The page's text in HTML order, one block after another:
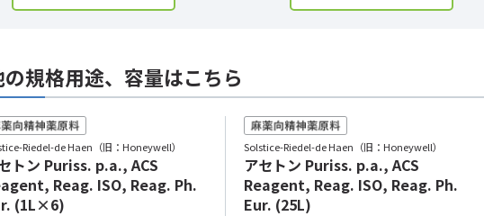
規格用途、容量はこちら
Riedel-de Haen（旧：Honeywell）
トン Puriss. p.a., ACS
Reag. ISO, Reag. Ph.
(1L×6)
Solstice-Riedel-de Haen（旧：Honeywell）
アセトン Puriss. p.a., ACS
Reagent, Reag. ISO, Reag. Ph.
Eur. (25L)